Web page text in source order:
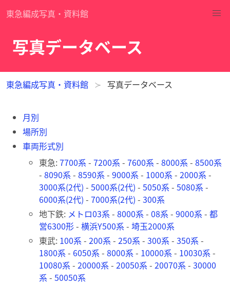
東急編成写真・資料館
写真データベース
東急編成写真・資料館 写真データベース
月別
場所別
車両形式別
東急:7700系- 7200系- 7600系- 8000系- 8500系
- 8090系- 8590系- 9000系- 1000系- 2000系-
3000系(2代) - 5000系(2代) - 5050系- 5080系-
6000系(2代) - 7000系(2代) - 300系
地下鉄: メトロ03系- 8000系- 08系- 9000系- 都
営6300形- 横浜Y500系- 埼玉2000系
東武: 100系- 200系- 250系- 300系- 350系-
1800系- 6050系- 8000系- 10000系- 10030系-
10080系- 20000系- 20050系- 20070系- 30000
系- 50050系